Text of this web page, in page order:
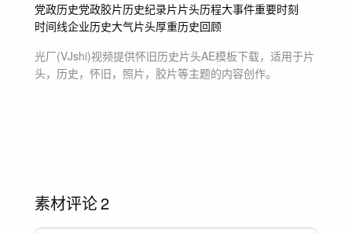
党政历史党政胶片历史纪录片片头历程大事件重要时刻
时间线企业历史大气片头厚重历史回顾
光厂(VJshi)视频提供怀旧历史片头AE模板下载，适用于片
头，历史，怀旧，照片，胶片等主题的内容创作。
素材评论2